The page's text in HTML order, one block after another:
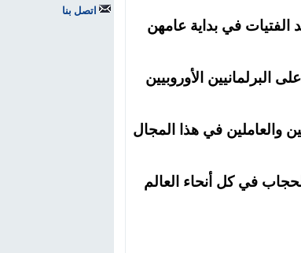
اتصل بنا
لتأييد الفتيات في بداية عامهن
البرلمان الأوروبي يوم 22/9/2004 للضغط على البرلمانيين الأوروبيين
والعاملين في هذا المجال
فيكل أنحاء العالم